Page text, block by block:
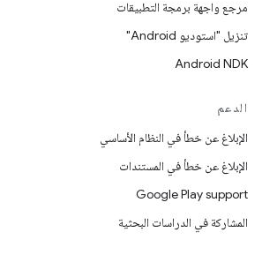
مرجع واجهة برمجة التطبيقات
تنزيل "استوديو Android"
Android NDK
الدعم
الإبلاغ عن خطأ في النظام الأساسي
الإبلاغ عن خطأ في المستندات
Google Play support
المشاركة في الدراسات البحثية